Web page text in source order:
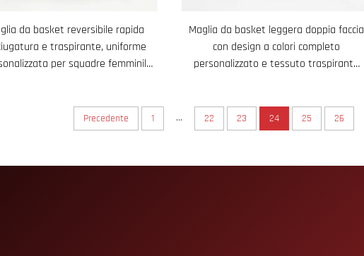
da basket reversibile rapida
e traspirante, uniforme
per squadre femminili
Maglia da basket leggera doppia faccia
con design a colori completo
personalizzato e tessuto traspirante
Precedente 1 ... 22 23 24 25 26